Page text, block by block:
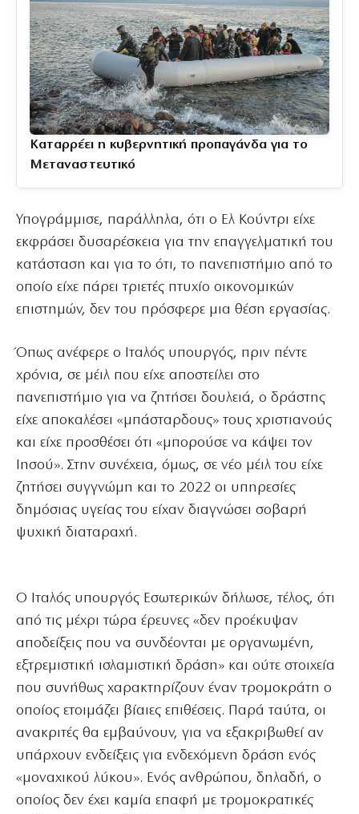
Καταρρέει η κυβερνητική προπαγάνδα για το
Μεταναστευτικό
Υπογράμμισε, παράλληλα, ότι ο Ελ Κούντρι είχε
εκφράσει δυσαρέσκεια για την επαγγελματική του
κατάσταση και για το ότι, το πανεπιστήμιο από το
οποίο είχε πάρει τριετές πτυχίο οικονομικών
επιστημών, δεν του πρόσφερε μια θέση εργασίας.
Όπως ανέφερε ο Ιταλός υπουργός, πριν πέντε
χρόνια, σε μέιλ που είχε αποστείλει στο
πανεπιστήμιο για να ζητήσει δουλειά, ο δράστης
είχε αποκαλέσει «μπάσταρδους» τους χριστιανούς
και είχε προσθέσει ότι «μπορούσε να κάψει τον
Ιησού». Στην συνέχεια, όμως, σε νέο μέιλ του είχε
ζητήσει συγγνώμη και το 2022 οι υπηρεσίες
δημόσιας υγείας του είχαν διαγνώσει σοβαρή
ψυχική διαταραχή.
Ο Ιταλός υπουργός Εσωτερικών δήλωσε, τέλος, ότι
από τις μέχρι τώρα έρευνες «δεν προέκυψαν
αποδείξεις που να συνδέονται με οργανωμένη,
εξτρεμιστική ισλαμιστική δράση» και ούτε στοιχεία
που συνήθως χαρακτηρίζουν έναν τρομοκράτη ο
οποίος ετοιμάζει βίαιες επιθέσεις. Παρά ταύτα, οι
ανακριτές θα εμβαύνουν, για να εξακριβωθεί αν
υπάρχουν ενδείξεις για ενδεχόμενη δράση ενός
«μοναχικού λύκου». Ενός ανθρώπου, δηλαδή, ο
οποίος δεν έχει καμία επαφή με τρομοκρατικές